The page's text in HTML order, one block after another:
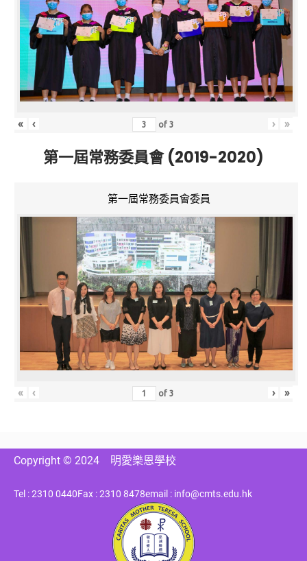
« ‹ of3 › »
第一屆常務委員會 (2019-2020)
第一屆常務委員會委員
« ‹ of3 › »
Copyright © 2024 明愛樂恩學校
Tel : 2310 0440Fax : 2310 8478email : info@cmts.edu.hk